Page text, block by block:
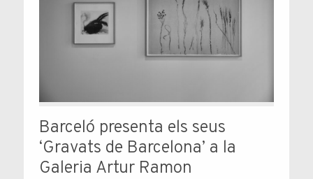
Barceló presenta els seus
‘Gravats de Barcelona’ a la
Galeria Artur Ramon